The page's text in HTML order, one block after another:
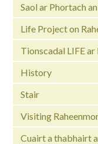
Saol ar Phortach
Life Project on
Tionscadal LIFE
History
Stair
Visiting
Cuairt a thabhairt